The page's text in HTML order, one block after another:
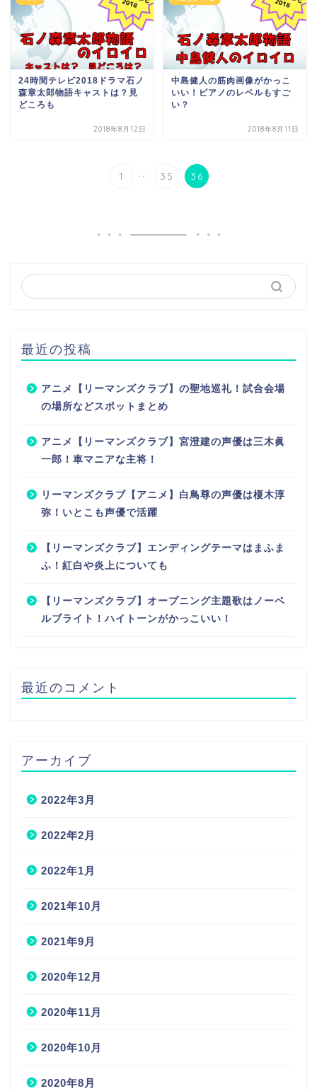
24時間テレビ2018ドラマ石ノ
森章太郎物語キャストは？見
どころも
2018年8月12日
中島健人の筋肉画像がかっこ
いい！ピアノのレベルもすご
い？
2018年8月11日
1 ... 35 36
最近の投稿
アニメ【リーマンズクラブ】の聖地巡礼！試合会場
の場所などスポットまとめ
アニメ【リーマンズクラブ】宮澄建の声優は三木眞
一郎！車マニアな主将！
リーマンズクラブ【アニメ】白鳥尊の声優は榎木淳
弥！いとこも声優で活躍
【リーマンズクラブ】エンディングテーマはまふま
ふ！紅白や炎上についても
【リーマンズクラブ】オープニング主題歌はノーベ
ルブライト！ハイトーンがかっこいい！
最近のコメント
アーカイブ
2022年3月
2022年2月
2022年1月
2021年10月
2021年9月
2020年12月
2020年11月
2020年10月
2020年8月